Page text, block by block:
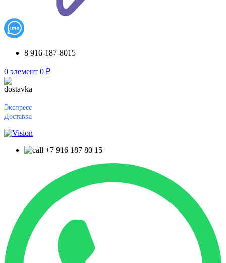
8 916-187-8015
0 элемент 0 ₽
Экспресс
Доставка
+7 916 187 80 15